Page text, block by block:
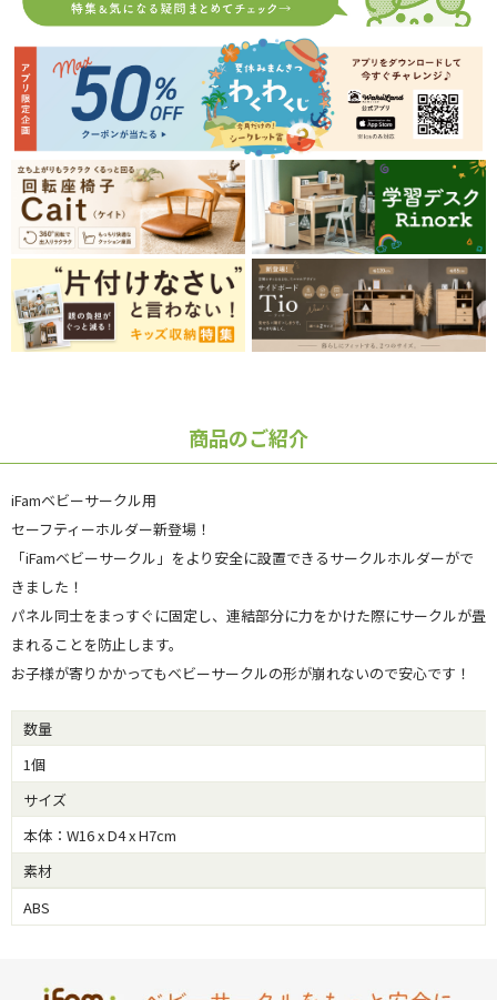
商品のご紹介
iFamベビーサークル用
セーフティーホルダー新登場！
「iFamベビーサークル」をより安全に設置できるサークルホルダーがで
きました！
パネル同士をまっすぐに固定し、連結部分に力をかけた際にサークルが畳
まれることを防止します。
お子様が寄りかかってもベビーサークルの形が崩れないので安心です！
数量
1個
サイズ
本体：W16 x D4 x H7cm
素材
ABS